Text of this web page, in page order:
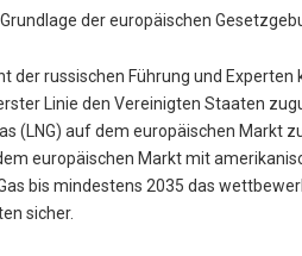
der europäischen
der russischen Führung und
Linie den Vereinigten Staaten
(LNG) auf dem europäischen Markt
europäischen Markt mit
bis mindestens 2035 das
sicher.